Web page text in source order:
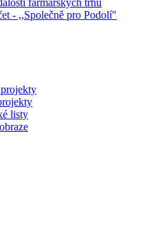
farmářských trhů
- ,,Společně pro Podolí"
listy